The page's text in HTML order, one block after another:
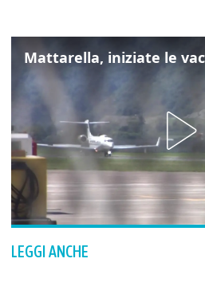
Mattarella, iniziate le
LEGGI ANCHE